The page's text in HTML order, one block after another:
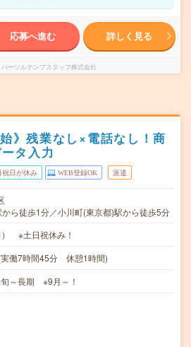
応募へ進む 詳しく見る
パーソルテンプスタッフ株式会社
》残業なし×電話なし！商
タ入力
祝日が休み WEB登録OK 派遣
ら徒歩1分／小川町(東京都)駅から徒歩5分
） ※土日祝休み！
働7時間45分 休憩1時間)
～長期 ※9月～！